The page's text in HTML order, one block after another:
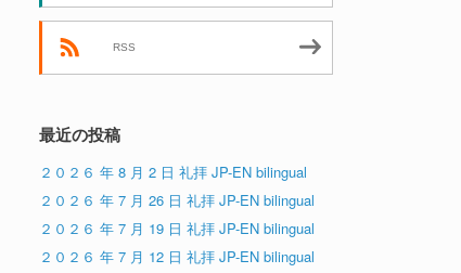
RSS
最近の投稿
２０２６ 年 8 月 2 日 礼拝 JP-EN bilingual
２０２６ 年 7 月 26 日 礼拝 JP-EN bilingual
２０２６ 年 7 月 19 日 礼拝 JP-EN bilingual
２０２６ 年 7 月 12 日 礼拝 JP-EN bilingual